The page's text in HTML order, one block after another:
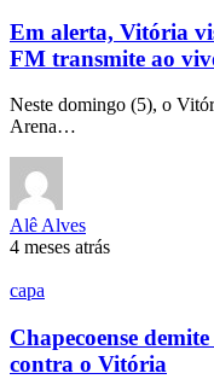
Em alerta, Vitória
FM transmite ao
Neste domingo (5), o
Arena…
Alê Alves
4 meses atrás
capa
Chapecoense
contra o Vitória